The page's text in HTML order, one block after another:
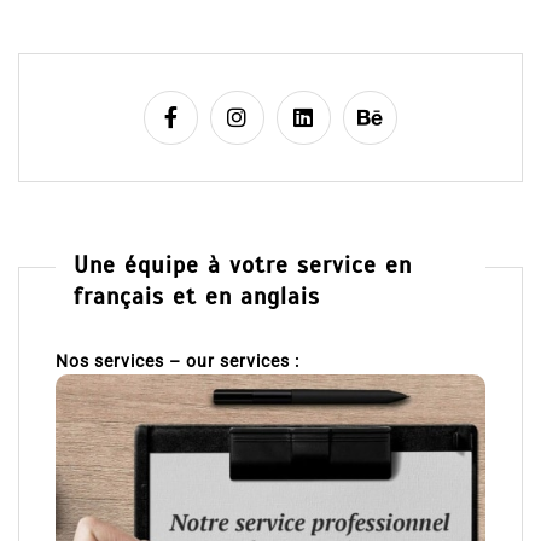
Une équipe à votre service en
français et en anglais
Nos services – our services :